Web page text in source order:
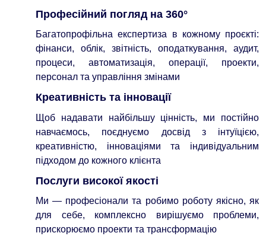
Професійний погляд на 360°
Багатопрофільна експертиза в кожному проєкті:
фінанси, облік, звітність, оподаткування, аудит,
процеси, автоматизація, операції, проекти,
персонал та управління змінами
Креативність та інновації
Щоб надавати найбільшу цінність, ми постійно
навчаємось, поєднуємо досвід з інтуїцією,
креативністю, інноваціями та індивідуальним
підходом до кожного клієнта
Послуги високої якості
Ми — професіонали та робимо роботу якісно, як
для себе, комплексно вирішуємо проблеми,
прискорюємо проекти та трансформацію